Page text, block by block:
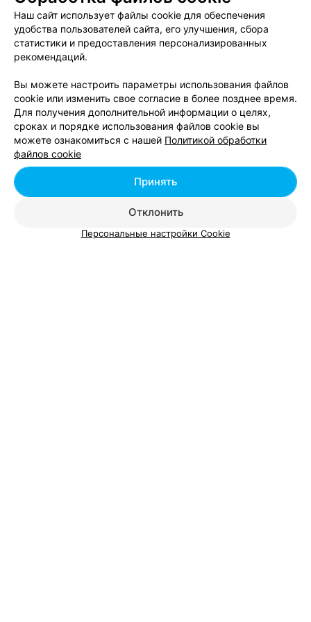
Вам будет интересно
Банкетные залы: микрорайон Пулихова в Минске
Банкетные залы: микрорайон Северный поселок
в Минске
Банкетные залы: микрорайон Сельхозпосёлок в
Наш сайт использует файлы cookie для обеспечения
удобства пользователей сайта, его улучшения, сбора
статистики и предоставления персонализированных
рекомендаций.
Вы можете настроить параметры использования файлов
cookie или изменить свое согласие в более позднее время.
Для получения дополнительной информации о целях,
сроках и порядке использования файлов cookie вы
можете ознакомиться с нашей Политикой обработки
файлов cookie
Отклонить
Принять
Персональные настройки Cookie